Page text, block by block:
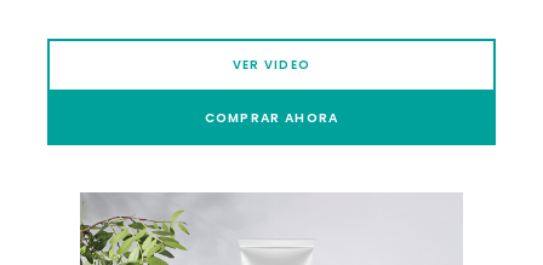
VER VIDEO
COMPRAR AHORA